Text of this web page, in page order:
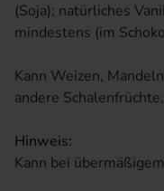
(Soja); natürliches
mindestens (im
Kann Weizen,
andere
Hinweis:
Kann bei